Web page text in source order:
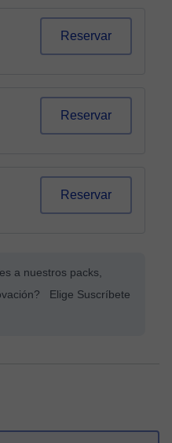
Reservar
Reservar
Reservar
a nuestros packs,
Elige Suscríbete